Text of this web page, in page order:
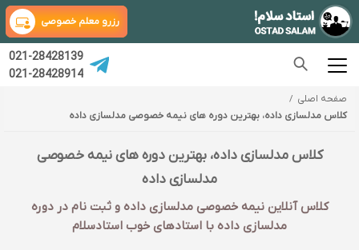
رزرو معلم خصوصی
021-28428139
021-28428914
صفحه اصلی
کلاس مدلسازی داده، بهترین دوره های نیمه خصوصی مدلسازی داده
کلاس مدلسازی داده، بهترین دوره های نیمه خصوصی
مدلسازی داده
کلاس آنلاین نیمه خصوصی مدلسازی داده و ثبت نام در دوره
مدلسازی داده با‌ استادهای خوب استادسلام